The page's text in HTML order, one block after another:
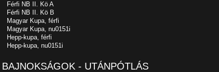
Férfi NB II. Kö A
Férfi NB II. Kö B
Magyar Kupa, férfi
Magyar Kupa, nu0151i
Hepp-kupa, férfi
Hepp-kupa, nu0151i
BAJNOKSÁGOK - UTÁNPÓTLÁS